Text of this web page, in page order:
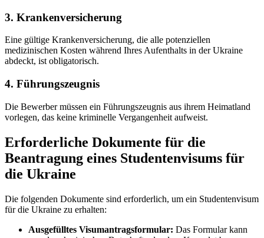
3. Krankenversicherung
Eine gültige Krankenversicherung, die alle potenziellen
medizinischen Kosten während Ihres Aufenthalts in der Ukraine
abdeckt, ist obligatorisch.
4. Führungszeugnis
Die Bewerber müssen ein Führungszeugnis aus ihrem Heimatland
vorlegen, das keine kriminelle Vergangenheit aufweist.
Erforderliche Dokumente für die
Beantragung eines Studentenvisums für
die Ukraine
Die folgenden Dokumente sind erforderlich, um ein Studentenvisum
für die Ukraine zu erhalten:
Ausgefülltes Visumantragsformular: Das Formular kann